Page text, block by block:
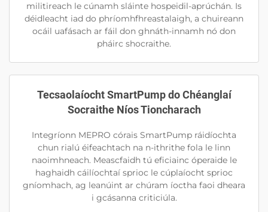
militireach le cúnamh sláinte hospeidil-aprúchán. Is
déidleacht iad do phríomhfhreastalaigh, a chuireann
ocáil uafásach ar fáil don ghnáth-innamh nó don
pháirc shocraithe.
Tecsaolaíocht SmartPump do Chéanglaí
Socraithe Níos Tioncharach
Integríonn MEPRO córais SmartPump ráidíochta
chun rialú éifeachtach na n-ithrithe fola le linn
naoimhneach. Meascfaidh tú eficiainc óperaide le
haghaidh cáilíochtaí sprioc le cúplaíocht sprioc
gníomhach, ag leanúint ar chúram íoctha faoi dheara
i gcásanna criticiúla.